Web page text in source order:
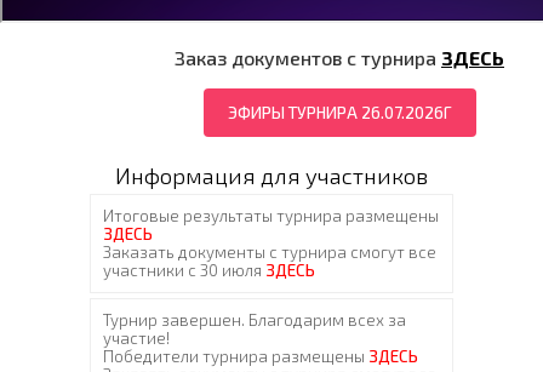
Заказ документов с турнира ЗДЕСЬ
ЭФИРЫ ТУРНИРА 26.07.2026Г
Информация для участников